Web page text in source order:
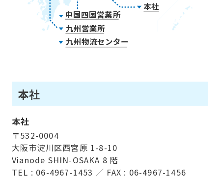
本社
中国四国営業所
九州営業所
九州物流センター
本社
本社
〒532-0004
大阪市淀川区西宮原 1-8-10
Vianode SHIN-OSAKA 8 階
TEL : 06-4967-1453 ／ FAX : 06-4967-1456